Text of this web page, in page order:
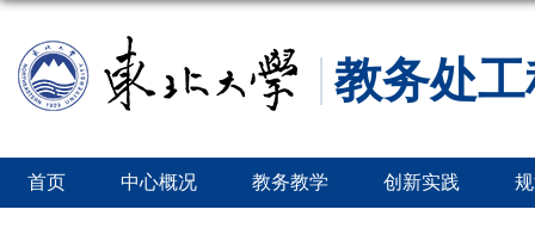
教务处
首页 中心概况 教务教学 创新实践